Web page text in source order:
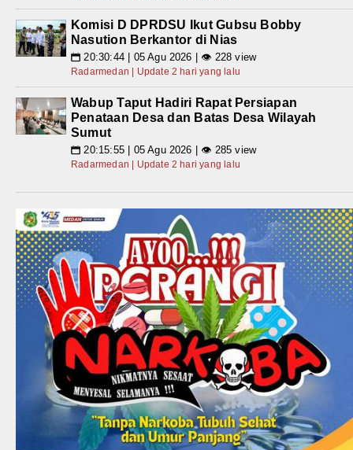
Komisi D DPRDSU Ikut Gubsu Bobby
Nasution Berkantor di Nias
📅 20:30:44 | 05 Agu 2026 | 👁 228 view
Radarmedan | Update 2 hari yang lalu
Wabup Taput Hadiri Rapat Persiapan
Penataan Desa dan Batas Desa Wilayah
Sumut
📅 20:15:55 | 05 Agu 2026 | 👁 285 view
Radarmedan | Update 2 hari yang lalu